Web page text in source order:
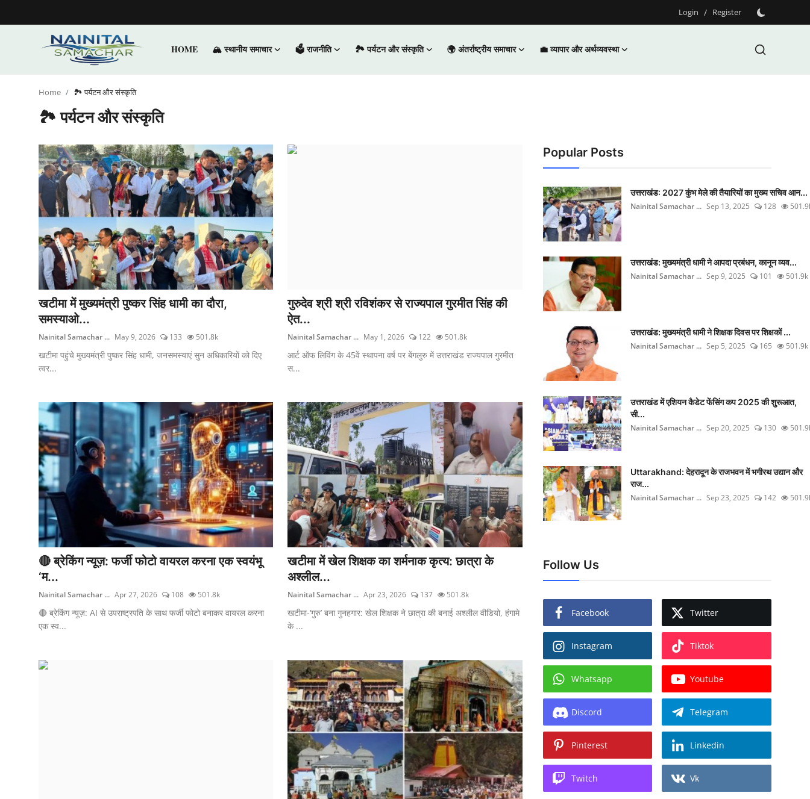
Login / Register
HOME 🏔️ स्थानीय समाचार 🗳️ राजनीति 🏞️ पर्यटन और संस्कृति 🌍 अंतर्राष्ट्रीय समाचार 💼 व्यापार और अर्थव्यवस्था
🗳️ राजनीति
🏞️ पर्यटन और संस्कृति
🌍 अंतर्राष्ट्रीय समाचार
💼 व्यापार और अर्थव्यवस्था
Home 🏞️ पर्यटन और संस्कृति
🏞️ पर्यटन और संस्कृति
खटीमा में मुख्यमंत्री पुष्कर सिंह धामी का दौरा,
समस्याओ...
Nainital Samachar ... May 9, 2026 133 501.8k
खटीमा पहुंचे मुख्यमंत्री पुष्कर सिंह धामी, जनसमस्याएं सुन अधिकारियों को दिए
त्वर...
गुरुदेव श्री श्री रविशंकर से राज्यपाल गुरमीत सिंह की
ऐत...
Nainital Samachar ... May 1, 2026 122 501.8k
आर्ट ऑफ लिविंग के 45वें स्थापना वर्ष पर बेंगलुरु में उत्तराखंड राज्यपाल गुरमीत
स...
🔴 ब्रेकिंग न्यूज़: फर्जी फोटो वायरल करना एक स्वयंभू
‘म...
Nainital Samachar ... Apr 27, 2026 108 501.8k
🔴 ब्रेकिंग न्यूज़: AI से उपराष्ट्रपति के साथ फर्जी फोटो बनाकर वायरल करना
एक स्व...
खटीमा में खेल शिक्षक का शर्मनाक कृत्य: छात्रा के
अश्लील...
Nainital Samachar ... Apr 23, 2026 137 501.8k
खटीमा-‘गुरु’ बना गुनहगार: खेल शिक्षक ने छात्रा की बनाई अश्लील वीडियो, हंगामे
के ...
Popular Posts
उत्तराखंड: 2027 कुंभ मेले की तैयारियों का मुख्य सचिव आन...
Nainital Samachar ... Sep 13, 2025 128
उत्तराखंड: मुख्यमंत्री धामी ने आपदा प्रबंधन, कानून व्यव...
Nainital Samachar ... Sep 9, 2025 101 501.9k
उत्तराखंड: मुख्यमंत्री धामी ने शिक्षक दिवस पर शिक्षकों ...
Nainital Samachar ... Sep 5, 2025 165 501.9k
उत्तराखंड में एशियन कैडेट फेंसिंग कप 2025 की शुरूआत,
सी...
Nainital Samachar ... Sep 20, 2025 130
Uttarakhand: देहरादून के राजभवन में भगीरथ उद्यान और
राज...
Nainital Samachar ... Sep 23, 2025 142
Follow Us
Facebook Twitter
Instagram Tiktok
Whatsapp Youtube
Discord Telegram
Pinterest Linkedin
Twitch Vk